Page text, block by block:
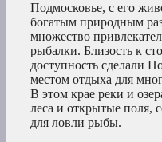
Подмосковье, с его
богатым природным
множество
рыбалки. Близость к
доступность сделали
местом отдыха для
В этом крае реки и
леса и открытые поля,
для ловли рыбы.